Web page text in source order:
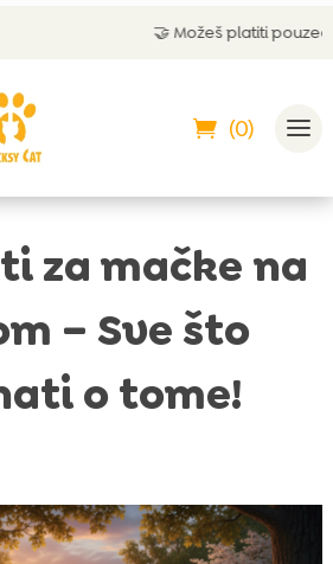
🤝 Možeš platiti pouzećem
(0)
za mačke na
– Sve što
o tome!